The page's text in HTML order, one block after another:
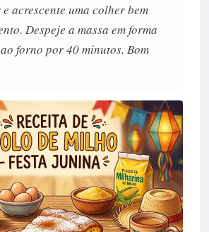
acrescente uma colher bem
Despeje a massa em forma
forno por 40 minutos. Bom